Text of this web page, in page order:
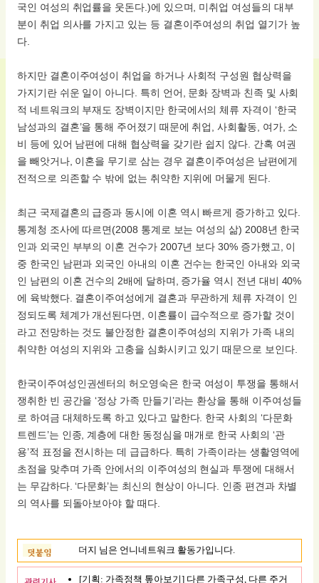
국인 여성의 취업률을 웃돈다.)에 있으며, 미취업 여성들의 대부
분이 취업 의사를 가지고 있는 등 결혼이주여성의 취업 열기가 높
다.
하지만 결혼이주여성이 취업을 하거나 사회적 구성원 협상력을
가지기란 쉬운 일이 아니다. 특히 언어, 문화 장벽과 친족 및 사회
적 네트워크의 부재도 장벽이지만 한국에서의 체류 자격이 ‘한국
남성과의 결혼’을 통해 주어졌기 때문에 취업, 사회활동, 여가, 소
비 등에 있어 남편에 대해 협상력을 갖기란 쉽지 않다. 간혹 여권
을 빼앗거나, 이혼을 무기로 삼는 경우 결혼이주여성은 남편에게
전적으로 의존할 수 밖에 없는 취약한 지위에 머물게 된다.
최근 국제결혼의 급증과 동시에 이혼 역시 빠르게 증가하고 있다.
통계청 조사에 따르면(2008 통계로 보는 여성의 삶) 2008년 한국
인과 외국인 부부의 이혼 건수가 2007년 보다 30% 증가했고, 이
중 한국인 남편과 외국인 아내의 이혼 건수는 한국인 아내와 외국
인 남편의 이혼 건수의 2배에 달하며, 증가율 역시 전년 대비 40%
에 육박했다. 결혼이주여성에게 결혼과 무관하게 체류 자격이 인
정되도록 체계가 개선된다면, 이혼률이 급수적으로 증가할 것이
라고 전망하는 것도 불안정한 결혼이주여성의 지위가 가족 내의
취약한 여성의 지위와 고충을 심화시키고 있기 때문으로 보인다.
한국이주여성인권센터의 허오영숙은 한국 여성이 투쟁을 통해서
쟁취한 빈 공간을 ‘정상 가족 만들기’라는 환상을 통해 이주여성들
로 하여금 대체하도록 하고 있다고 말한다. 한국 사회의 ‘다문화
트렌드’는 인종, 계층에 대한 동정심을 매개로 한국 사회의 ‘관
용’적 표정을 전시하는 데 급급하다. 특히 가족이라는 생활영역에
초점을 맞추며 가족 안에서의 이주여성의 현실과 투쟁에 대해서
는 무감하다. ‘다문화’는 최신의 현상이 아니다. 인종 편견과 차별
의 역사를 되돌아보아야 할 때다.
더지 님은 언니네트워크 활동가입니다.
[기획: 가족정책 톺아보기] 다른 가족구성, 다른 주거